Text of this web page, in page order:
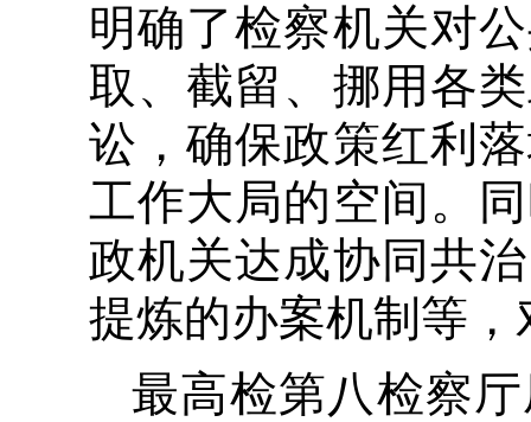
明确了检察机关对
取、截留、挪用各
讼，确保政策红利
工作大局的空间。
政机关达成协同共
提炼的办案机制等
最高检第八检察